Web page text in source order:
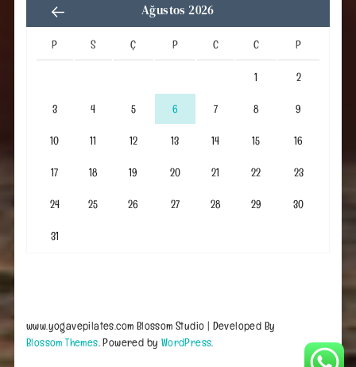
Ağustos 2026
P S Ç P C C P
1 2
3 4 5 6 7 8 9
10 11 12 13 14 15 16
17 18 19 20 21 22 23
24 25 26 27 28 29 30
31
www.yogavepilates.com Blossom Studio | Developed By
Blossom Themes. Powered by WordPress.